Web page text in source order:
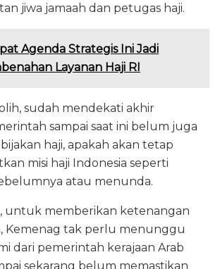
jiwa jamaah dan petugas haji.
Agenda Strategis Ini Jadi
Layanan Haji RI
sudah mendekati akhir
sampai saat ini belum juga
haji, apakah akan tetap
misi haji Indonesia seperti
atau menunda.
untuk memberikan ketenangan
Kemenag tak perlu menunggu
dari pemerintah kerajaan Arab
sekarang belum memastikan